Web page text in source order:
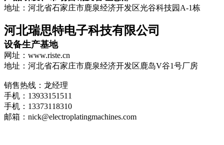
地址：河北省石家庄市鹿泉经济开发区光谷科技园A-1栋
河北瑞思特电子科技有限公司
设备生产基地
网址：www.riste.cn
地址：河北省石家庄市鹿泉经济开发区鹿岛V谷1号厂房
销售热线：龙经理
手机：13933151511
手机：13373118310
邮箱：nick@electroplatingmachines.com